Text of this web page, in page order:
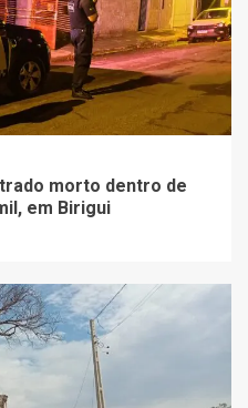
morto dentro de
em Birigui